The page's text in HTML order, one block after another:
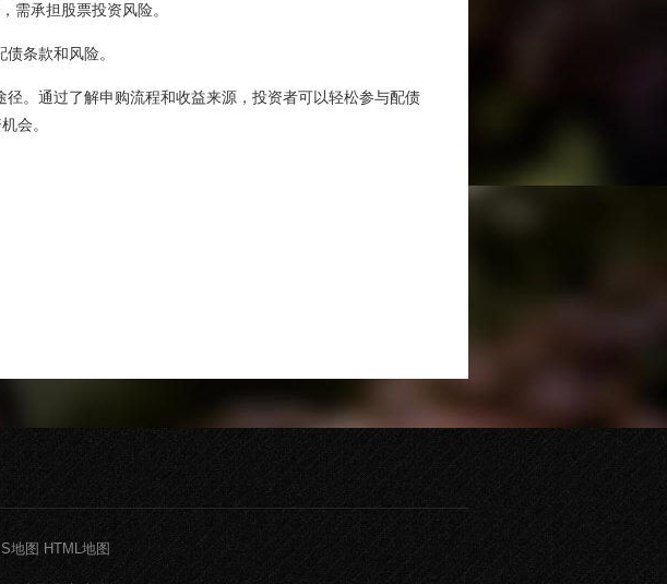
需承担股票投资风险。
条款和风险。
。通过了解申购流程和收益来源，投资者可以轻松参与配债
会。
地图 HTML地图